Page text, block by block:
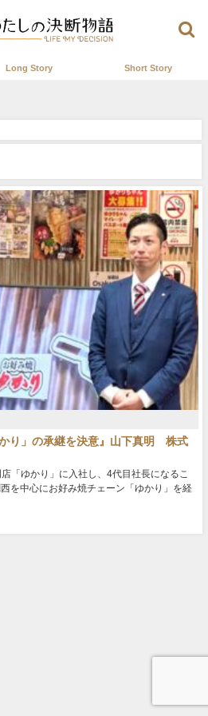
Long Story Short Story
かり」の承継を決意』山下真明 株式
「ゆかり」に入社し、4代目社長になるこ
を中心にお好み焼チェーン「ゆかり」を経